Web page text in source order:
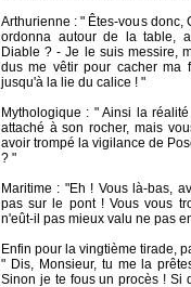
Arthurienne : " Êtes-vous
ordonna autour de la table,
Diable ? - Je le suis messire,
dus me vêtir pour cacher ma
jusqu'à la lie du calice ! "
Mythologique : " Ainsi la
attaché à son rocher, mais
avoir trompé la vigilance de
? "
Maritime : "Eh ! Vous là-bas,
pas sur le pont ! Vous vous
n'eût-il pas mieux valu ne pas
Enfin pour la vingtième tirade,
" Dis, Monsieur, tu me la
Sinon je te fous un procès ! Si